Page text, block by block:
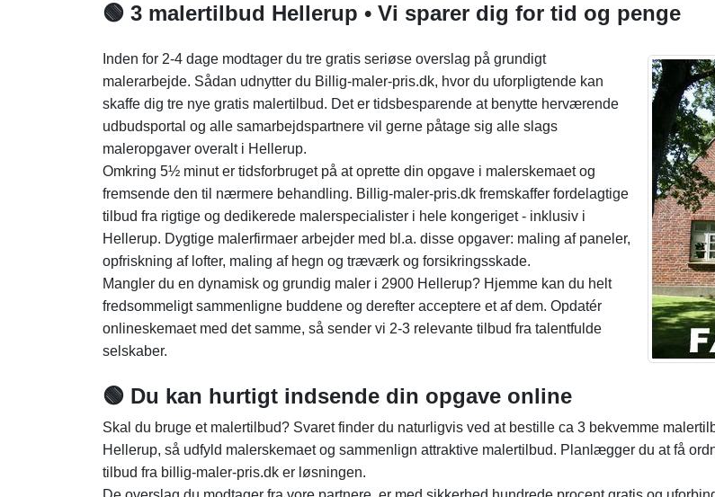
🟢 3 malertilbud Hellerup • Vi sparer dig for tid og penge
Inden for 2-4 dage modtager du tre gratis seriøse overslag på grundigt
malerarbejde. Sådan udnytter du Billig-maler-pris.dk, hvor du uforpligtende kan
skaffe dig tre nye gratis malertilbud. Det er tidsbesparende at benytte herværende
udbudsportal og alle samarbejdspartnere vil gerne påtage sig alle slags
maleropgaver overalt i Hellerup.
Omkring 5½ minut er tidsforbruget på at oprette din opgave i malerskemaet og
fremsende den til nærmere behandling. Billig-maler-pris.dk fremskaffer fordelagtige
tilbud fra rigtige og dedikerede malerspecialister i hele kongeriget - inklusiv i
Hellerup. Dygtige malerfirmaer arbejder med bl.a. disse opgaver: maling af paneler,
opfriskning af lofter, maling af hegn og træværk og forsikringsskade.
Mangler du en dynamisk og grundig maler i 2900 Hellerup? Hjemme kan du helt
fredsommeligt sammenligne buddene og derefter acceptere et af dem. Opdatér
onlineskemaet med det samme, så sender vi 2-3 relevante tilbud fra talentfulde
selskaber.
🟢 Du kan hurtigt indsende din opgave online
Skal du bruge et malertilbud? Svaret finder du naturligvis ved at bestille ca 3 bekvemme
Hellerup, så udfyld malerskemaet og sammenlign attraktive malertilbud. Planlægger du at få
tilbud fra billig-maler-pris.dk er løsningen.